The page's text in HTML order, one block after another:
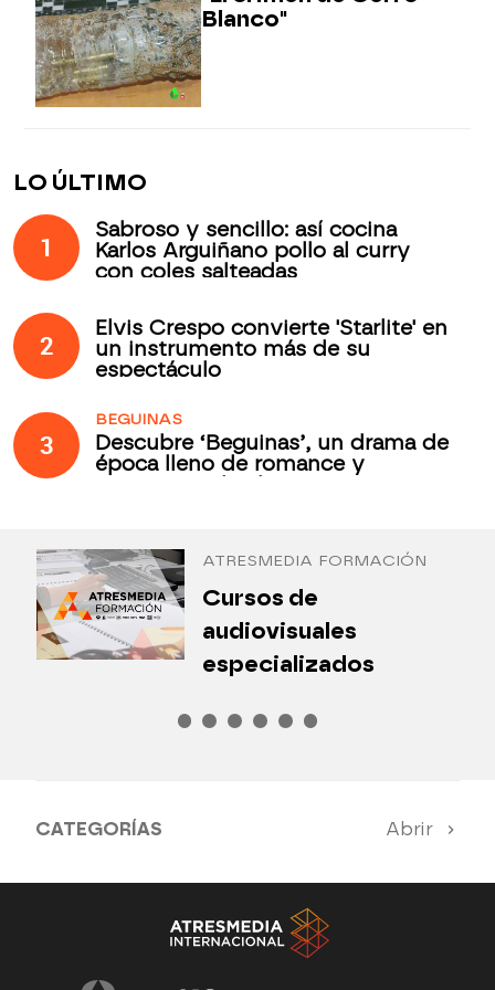
Blanco"
LO ÚLTIMO
1
Sabroso y sencillo: así cocina
Karlos Arguiñano pollo al curry
con coles salteadas
2
Elvis Crespo convierte 'Starlite' en
un instrumento más de su
espectáculo
3
BEGUINAS
Descubre ‘Beguinas’, un drama de
época lleno de romance y
ATRESMEDIA FORMACIÓN
Cursos de
audiovisuales
especializados
CATEGORÍAS Abrir
Antena 3 Noticias El Hormiguero
Tu cara me suena Pasapalabra